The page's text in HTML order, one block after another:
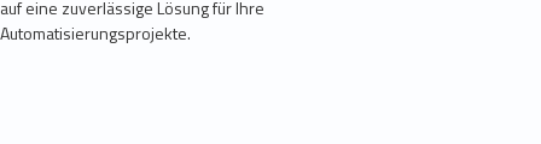
auf eine zuverlässige Lösung für Ihre
Automatisierungsprojekte.